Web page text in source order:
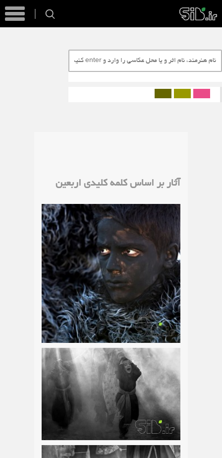
آثار بر اساس کلمه کلیدی اربعین